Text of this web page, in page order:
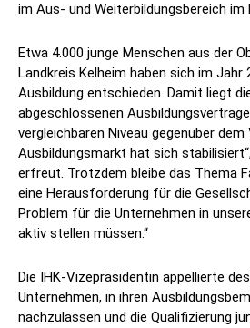
im Aus- und Weiterbildungsbereich im
Etwa 4.000 junge Menschen aus der
Landkreis Kelheim haben sich im Jahr
Ausbildung entschieden. Damit liegt
abgeschlossenen
vergleichbaren Niveau gegenüber dem
Ausbildungsmarkt hat sich
erfreut. Trotzdem bleibe das Thema
eine Herausforderung für die
Problem für die Unternehmen in
aktiv stellen müssen.“
Die IHK-Vizepräsidentin appellierte
Unternehmen, in ihren
nachzulassen und die Qualifizierung